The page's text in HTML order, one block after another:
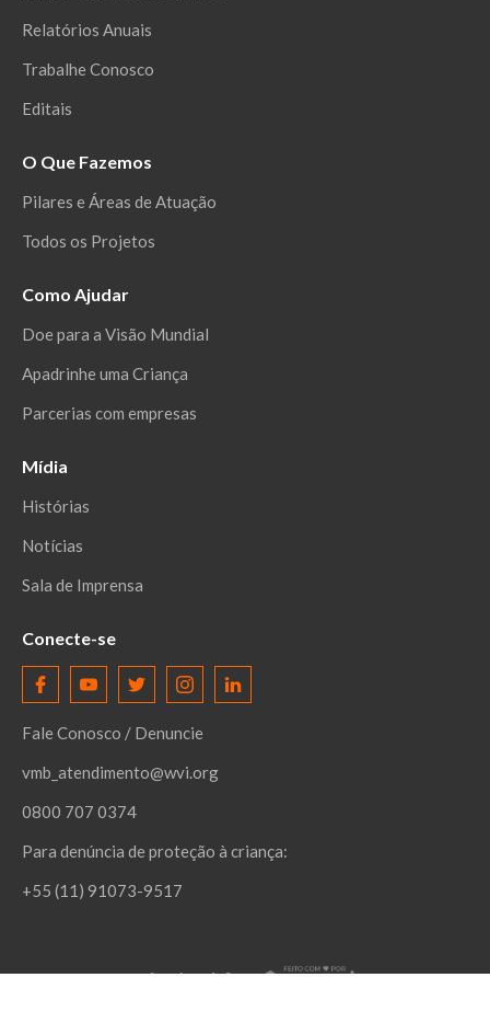
Relatórios Anuais
Trabalhe Conosco
Editais
O Que Fazemos
Pilares e Áreas de Atuação
Todos os Projetos
Como Ajudar
Doe para a Visão Mundial
Apadrinhe uma Criança
Parcerias com empresas
Mídia
Histórias
Notícias
Sala de Imprensa
Conecte-se
Fale Conosco / Denuncie
vmb_atendimento@wvi.org
0800 707 0374
Para denúncia de proteção à criança:
+55 (11) 91073-9517